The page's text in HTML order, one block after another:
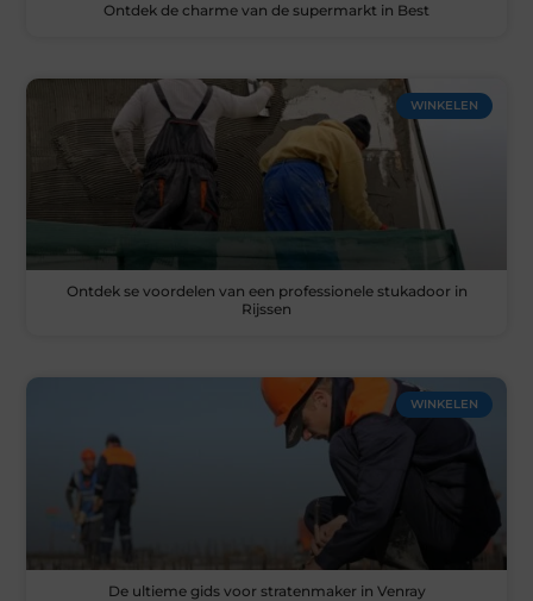
Ontdek de charme van de supermarkt in Best
WINKELEN
Ontdek se voordelen van een professionele stukadoor in
Rijssen
WINKELEN
De ultieme gids voor stratenmaker in Venray